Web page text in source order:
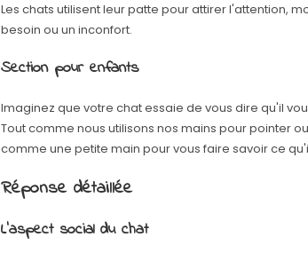
Les chats utilisent leur patte pour attirer l'attention,
besoin ou un inconfort.
Section pour enfants
Imaginez que votre chat essaie de vous dire qu'il
Tout comme nous utilisons nos mains pour pointer
comme une petite main pour vous faire savoir ce
Réponse détaillée
L'aspect social du chat